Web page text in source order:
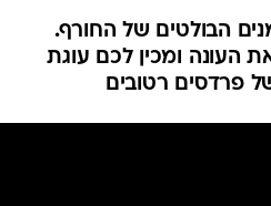
הבולטים של החורף.
העונה ומכין לכם עוגת
פרדסים רטובים